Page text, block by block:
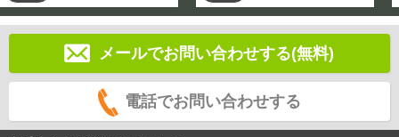
メールでお問い合わせする(無料)
電話でお問い合わせする